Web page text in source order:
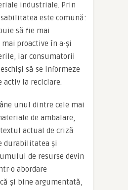
industriale. Prin
este comună:
să fie mai
proactive în a-și
iar consumatorii
să se informeze
activ la reciclare.
unul dintre cele mai
de ambalare,
actual de criză
durabilitatea și
de resurse devin
o abordare
și bine argumentată,